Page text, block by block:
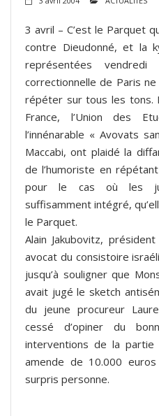
3 avril – C’est le Parquet
contre Dieudonné, et la
représentées
correctionnelle de Paris
répéter sur tous les tons.
France, l’Union des
l’innénarable « Avovats
Maccabi, ont plaidé la
de l’humoriste en
pour le cas où les
suffisamment intégré,
le Parquet.
Alain Jakubovitz,
avocat du consistoire
jusqu’à souligner que
avait jugé le sketch
du jeune procureur
cessé d’opiner du
interventions de la partie
amende de 10.000
surpris personne.